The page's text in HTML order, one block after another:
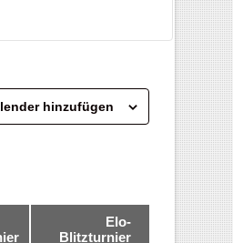
hinzufügen
Elo-
Blitzturnier